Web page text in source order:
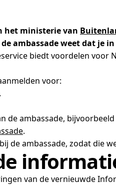
het ministerie van
ambassade weet dat je
biedt voordelen voor
voor:
.
de ambassade,
.
de ambassade, zodat die
van de vernieuwde